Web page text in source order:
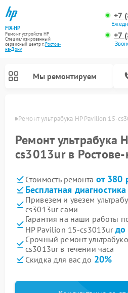
FIX-HP
Ремонт устройств HP
Специализированный
cервисный центр г.Ростов-
на-Дону
+7
+7
Мы ремонтируем
Ремонт ультрабука HP Pavilion 15-
Ремонт ультрабука
cs3013ur в
Стоимость ремонта от 380
Бесплатная диагностика
Привезем и увезем
cs3013ur сами
Гарантия на наши работы
HP Pavilion 15-cs3013ur до
Срочный ремонт
cs3013ur в течении часа
Скидка для вас до 20%